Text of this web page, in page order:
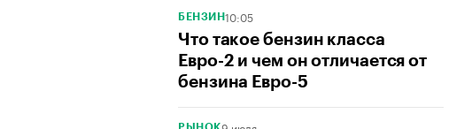
БЕНЗИН10:05
Что такое бензин класса
Евро-2 и чем он отличается от
бензина Евро-5